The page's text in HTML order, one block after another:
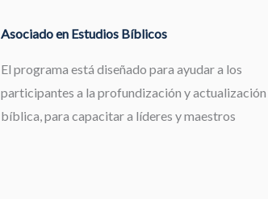
Asociado en Estudios Bíblicos
El programa está diseñado para ayudar a los
participantes a la profundización y actualización
bíblica, para capacitar a líderes y maestros